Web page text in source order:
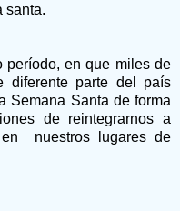
santa.
período, en que miles de
diferente parte del país
Semana Santa de forma
de reintegrarnos a
en nuestros lugares de